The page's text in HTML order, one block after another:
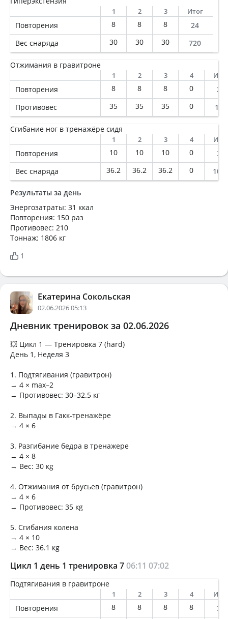
1 2 3 Итог
Повторения 8 8 8
24
Вес снаряда
30 30 30 720
Отжимания в гравитроне
1 2 3 4
Повторения 8 8 8 0
24
Противовес
35 35 35 0 105
Сгибание ног в тренажёре сидя
1 2 3 4
Повторения 10 10 10 0
30
Вес снаряда
36.2 36.2 36.2 0
Результаты за день
Энергозатраты: 31 ккал
Повторения: 150 раз
Противовес: 210
Тоннаж: 1806 кг
1
Екатерина Сокольская
02.06.2026 05:13
Дневник тренировок за 02.06.2026
💥 Цикл 1 — Тренировка 7 (hard)
День 1, Неделя 3
1. Подтягивания (гравитрон)
→ 4 × max–2
→ Противовес: 30–32.5 кг
2. Выпады в Гакк-тренажёре
→ 4 × 6
3. Разгибание бедра в тренажере
→ 4 × 8
→ Вес: 30 кg
4. Отжимания от брусьев (гравитрон)
→ 4 × 6
→ Противовес: 35 кg
5. Сгибания колена
→ 4 × 10
→ Вес: 36.1 кg
Цикл 1 день 1 тренировка 706:11 07:02
Подтягивания в гравитроне
1 2 3 4
Повторения 8 8 8 8
32